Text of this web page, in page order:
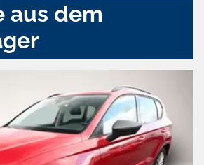
aus dem